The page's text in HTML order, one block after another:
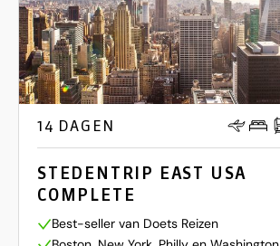
14 DAGEN
STEDENTRIP EAST USA
COMPLETE
Best-seller van Doets Reizen